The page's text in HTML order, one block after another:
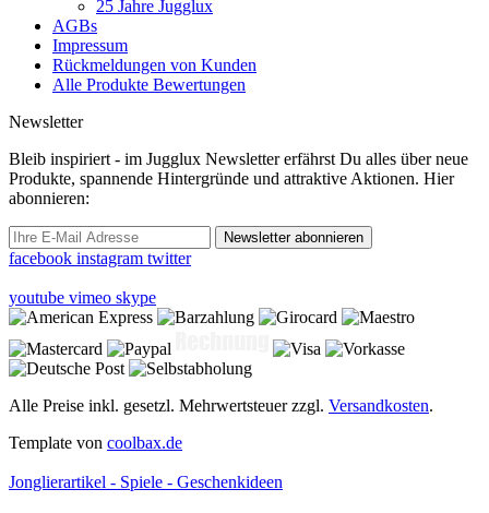
25 Jahre Jugglux
AGBs
Impressum
Rückmeldungen von Kunden
Alle Produkte Bewertungen
Newsletter
Bleib inspiriert - im Jugglux Newsletter erfährst Du alles über neue
Produkte, spannende Hintergründe und attraktive Aktionen. Hier
abonnieren:
Newsletter abonnieren
facebook instagram twitter
youtube vimeo skype
Alle Preise inkl. gesetzl. Mehrwertsteuer zzgl. Versandkosten.
Template von coolbax.de
Jonglierartikel - Spiele - Geschenkideen